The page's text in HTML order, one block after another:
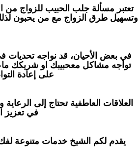
تعتبر مسألة جلب الحبيب للزواج من
وتسهيل طرق الزواج مع من يحبون لذلك
في بعض الأحيان، قد نواجه تحديات
تواجه مشاكل معحبيبك او شريكك
على إعادة
العلاقات العاطفية تحتاج إلى
في تعزيز
يقدم لكم الشيخ خدمات متنوعة لفك